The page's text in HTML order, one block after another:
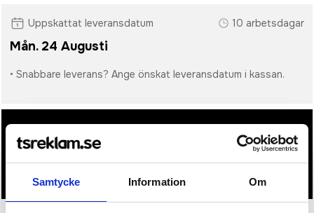
Samtycke Information Om
Uppskattat leveransdatum 10 arbetsdagar
Mån. 24 Augusti
• Snabbare leverans? Ange önskat leveransdatum i kassan.
• Du får alltid godkänna en offert och skiss på mailen
innan beställningen blir bindande.